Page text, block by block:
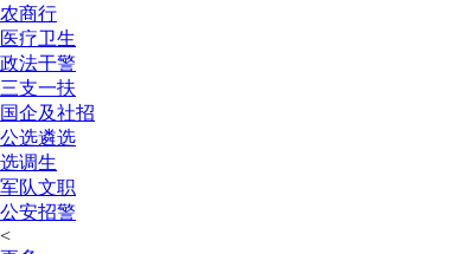
农商行
医疗卫生
政法干警
三支一扶
国企及社招
公选遴选
选调生
军队文职
公安招警
<